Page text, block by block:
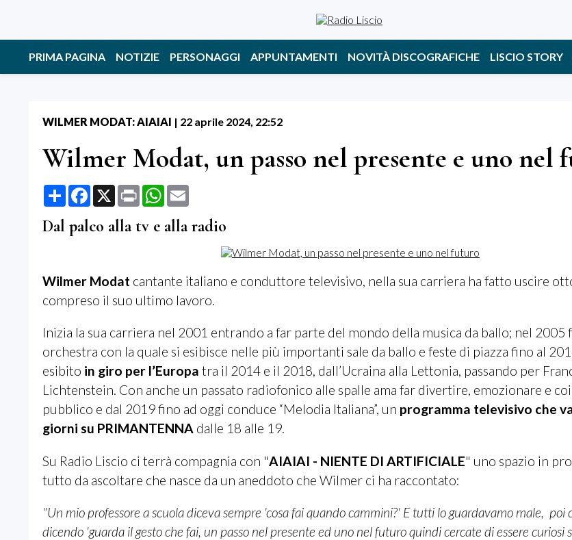
PRIMA PAGINA NOTIZIE PERSONAGGI APPUNTAMENTI NOVITÀ DISCOGRAFICHE LISCIO STORY
WILMER MODAT: AIAIAI | 22 aprile 2024, 22:52
Wilmer Modat, un passo nel presente e uno nel
Share Facebook
X Print WhatsApp
Dal palco alla tv e alla radio
Wilmer Modat cantante italiano e conduttore televisivo, nella sua carriera ha fatto uscire
compreso il suo ultimo lavoro.
Inizia la sua carriera nel 2001 entrando a far parte del mondo della musica da ballo; nel 2005
orchestra con la quale si esibisce nelle più importanti sale da ballo e feste di piazza fino al
esibito in giro per l’Europa tra il 2014 e il 2018, dall’Ucraina alla Lettonia, passando per
Lichtenstein. Con anche un passato radiofonico alle spalle ama far divertire, emozionare e
pubblico e dal 2019 fino ad oggi conduce “Melodia Italiana”, un programma televisivo che
giorni su PRIMANTENNA dalle 18 alle 19.
Su Radio Liscio ci terrà compagnia con "AIAIAI - NIENTE DI ARTIFICIALE" uno spazio in
tutto da ascoltare che nasce da un aneddoto che Wilmer ci ha raccontato:
"Un mio professore a scuola diceva sempre 'cosa fai quando cammini?' E tutti lo guardavamo male, poi
dicendo 'guarda il gesto che fai, un passo nel presente ed uno nel futuro quindi cercate di essere curiosi